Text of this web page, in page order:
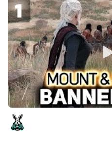
Мод Игра Престолов -